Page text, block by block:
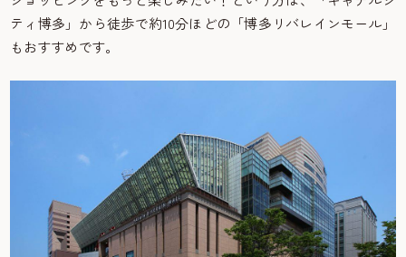
ティ博多」から徒歩で約10分ほどの「博多リバレインモール」
もおすすめです。